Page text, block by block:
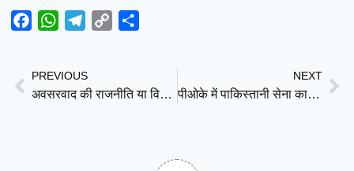
FacebookWhatsAppTelegram
Copy
PREVIOUS
अवसरवाद की राजनीति या विचारधारा का संकट? सुष्मिता देव का सफर कई सवाल छोड़ गया
NEXT
पीओके में पाकिस्तानी सेना का हेलीकॉप्टर क्रैश, सभी सैन्यकर्मियों की मौत